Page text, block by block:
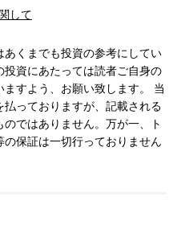
して
くまでも投資の参考にしてい
資にあたっては読者ご自身の
すよう、お願い致します。 当
っておりますが、記載される
ではありません。万が一、ト
保証は一切行っておりません